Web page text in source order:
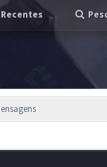
Recentes